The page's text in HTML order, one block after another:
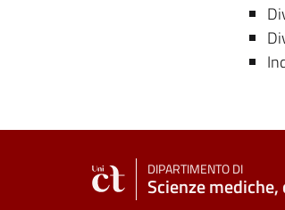
DIPARTIMENTO DI
Scienze